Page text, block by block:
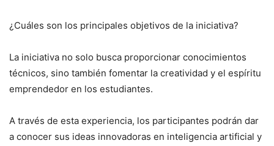
¿Cuáles son los principales objetivos de la iniciativa?
La iniciativa no solo busca proporcionar conocimientos
técnicos, sino también fomentar la creatividad y el espíritu
emprendedor en los estudiantes.
A través de esta experiencia, los participantes podrán dar
a conocer sus ideas innovadoras en inteligencia artificial y